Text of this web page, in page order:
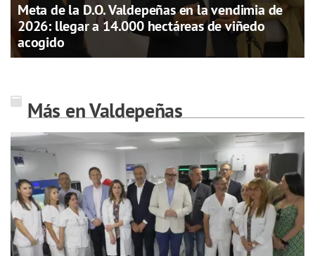
Meta de la D.O. Valdepeñas en la vendimia de
2026: llegar a 14.000 hectáreas de viñedo
acogido
Más en Valdepeñas